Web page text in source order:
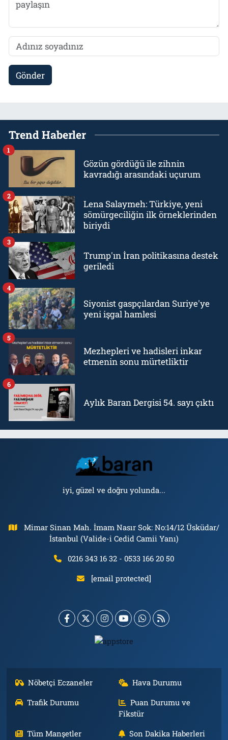
Gönder
Trend Haberler
Gözün gördüğü ile zihnin
kavradığı arasındaki uçurum
1
Lena Salaymeh: Türkiye, yeni
sömürgeciliğin ilk örneklerinden
biriydi
2
Trump'ın İran politikasına destek
geriledi
3
Siyonist gaspçılardan Suriye'ye
yeni işgal hamlesi
4
Mezhepleri ve hadisleri inkar
etmenin sonu mürtetliktir
5
Aylık Baran Dergisi 54. sayı çıktı
6
iyi, güzel ve doğru yolunda...
Mimar Sinan Mah. İmam Nasır Sok: No:14/12 Üsküdar/
İstanbul (Valide-i Cedid Camii Yanı)
0216 343 16 32 - 0533 166 20 50
[email protected]
Nöbetçi Eczaneler
Hava Durumu
Trafik Durumu
Puan Durumu ve
Fikstür
Tüm Manşetler
Son Dakika Haberleri